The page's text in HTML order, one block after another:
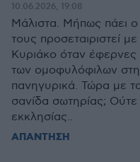
10.06.2026, 19:08
Μάλιστα. Μήπως πάει
τους προσεταιριστεί
Κυριάκο όταν έφερνες
των ομοφυλόφιλων στη
πανηγυρικά. Τώρα με
σανίδα σωτηρίας;
εκκλησίας..
ΑΠΑΝΤΗΣΗ